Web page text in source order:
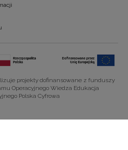
projekty dofinansowane z funduszy
Operacyjnego Wiedza Edukacja
Polska Cyfrowa